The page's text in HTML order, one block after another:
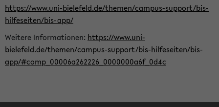
https://www.uni-bielefeld.de/themen/campus-support/bis-
hilfeseiten/bis-app/
Weitere Informationen: https://www.uni-
bielefeld.de/themen/campus-support/bis-hilfeseiten/bis-
app/#comp_00006a262226_0000000a6f_0d4c